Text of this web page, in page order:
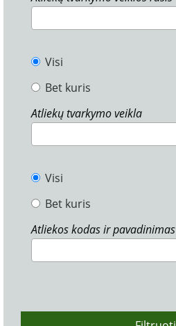
Visi
Bet kuris
Atliekų tvarkymo veikla
Visi
Bet kuris
Atliekos kodas ir pavadinimas